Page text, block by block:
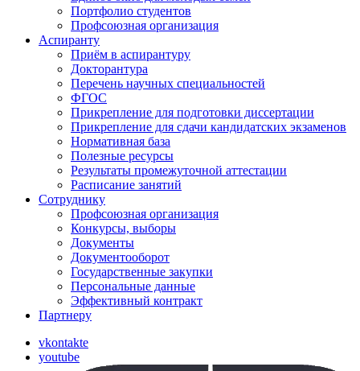
Портфолио студентов
Профсоюзная организация
Аспиранту
Приём в аспирантуру
Докторантура
Перечень научных специальностей
ФГОС
Прикрепление для подготовки диссертации
Прикрепление для сдачи кандидатских экзаменов
Нормативная база
Полезные ресурсы
Результаты промежуточной аттестации
Расписание занятий
Сотруднику
Профсоюзная организация
Конкурсы, выборы
Документы
Документооборот
Государственные закупки
Персональные данные
Эффективный контракт
Партнеру
vkontakte
youtube